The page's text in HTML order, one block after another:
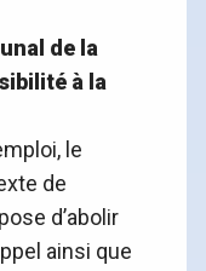
de la
à la
le
de
d’abolir
ainsi que